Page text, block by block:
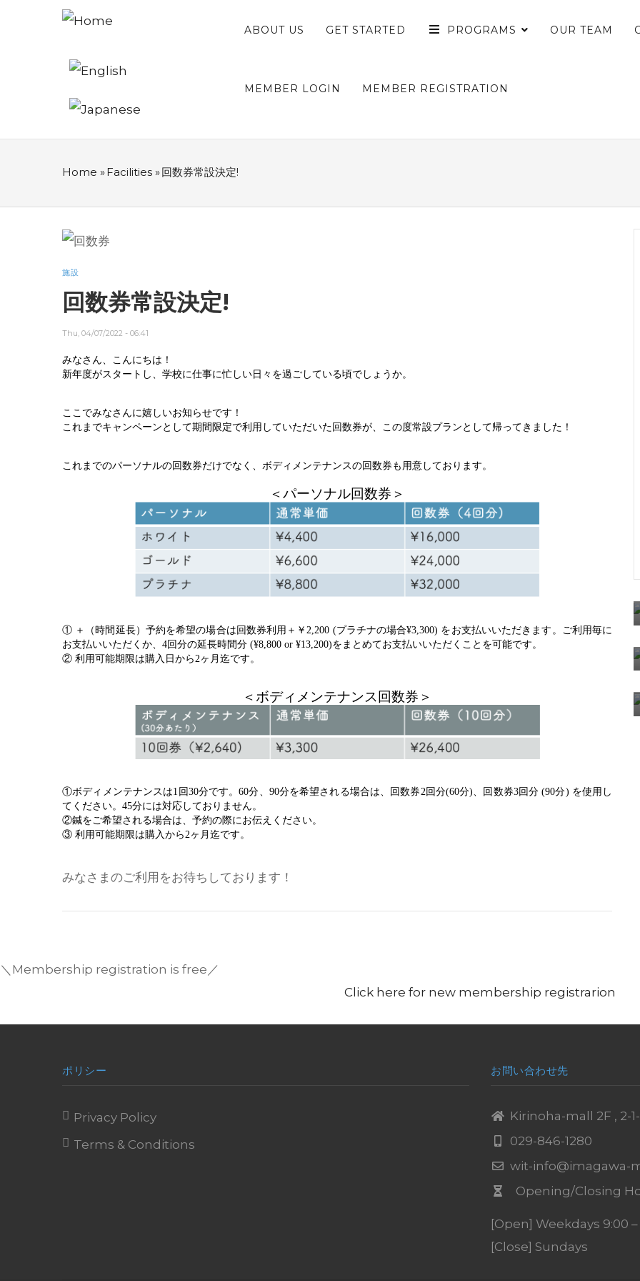
NAVIGATION
ABOUT US GET STARTED PROGRAMS OUR TEAM
MEMBER LOGIN MEMBER REGISTRATION
BREADCRUMB
Home »Facilities »回数券常設決定!
施設
回数券常設決定!
Thu, 04/07/2022 - 06:41
みなさん、こんにちは！
新年度がスタートし、学校に仕事に忙しい日々を過ごしている頃でしょうか。
ここでみなさんに嬉しいお知らせです！
これまでキャンペーンとして期間限定で利用していただいた回数券が、この度常設プランとして帰ってきました！
これまでのパーソナルの回数券だけでなく、ボディメンテナンスの回数券も用意しております。
＜パーソナル回数券＞
① ＋（時間延長）予約を希望の場合は回数券利用＋￥2,200 (プラチナの場合¥3,300) をお支払いいただきます。ご利用毎に
お支払いいただくか、4回分の延長時間分 (¥8,800 or ¥13,200)をまとめてお支払いいただくことを可能です。
② 利用可能期限は購入日から2ヶ月迄です。
＜ボディメンテナンス回数券＞
①ボディメンテナンスは1回30分です。60分、90分を希望される場合は、回数券2回分(60分)、回数券3回分 (90分) を使用し
てください。45分には対応しておりません。
②鍼をご希望される場合は、予約の際にお伝えください。
③ 利用可能期限は購入から2ヶ月迄です。
みなさまのご利用をお待ちしております！
＼Membership registration is free／
Click here for new membership registrarion
ポリシー
Privacy Policy
Terms & Conditions
お問い合わせ先
Kirinoha-mall 2F , 2-
029-846-1280
wit-info@imagawa-
Opening/Closing
[Open] Weekdays 9:00
[Close] Sundays